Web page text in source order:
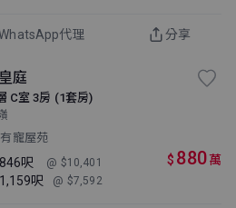
代理 分享
庭
C室 3房 (1套房)
有寵屋苑
846呎 @ $10,401
1,159呎 @ $7,592
$ 880萬